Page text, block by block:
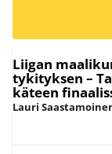
Liigan
tykityksen –
käteen
Lauri